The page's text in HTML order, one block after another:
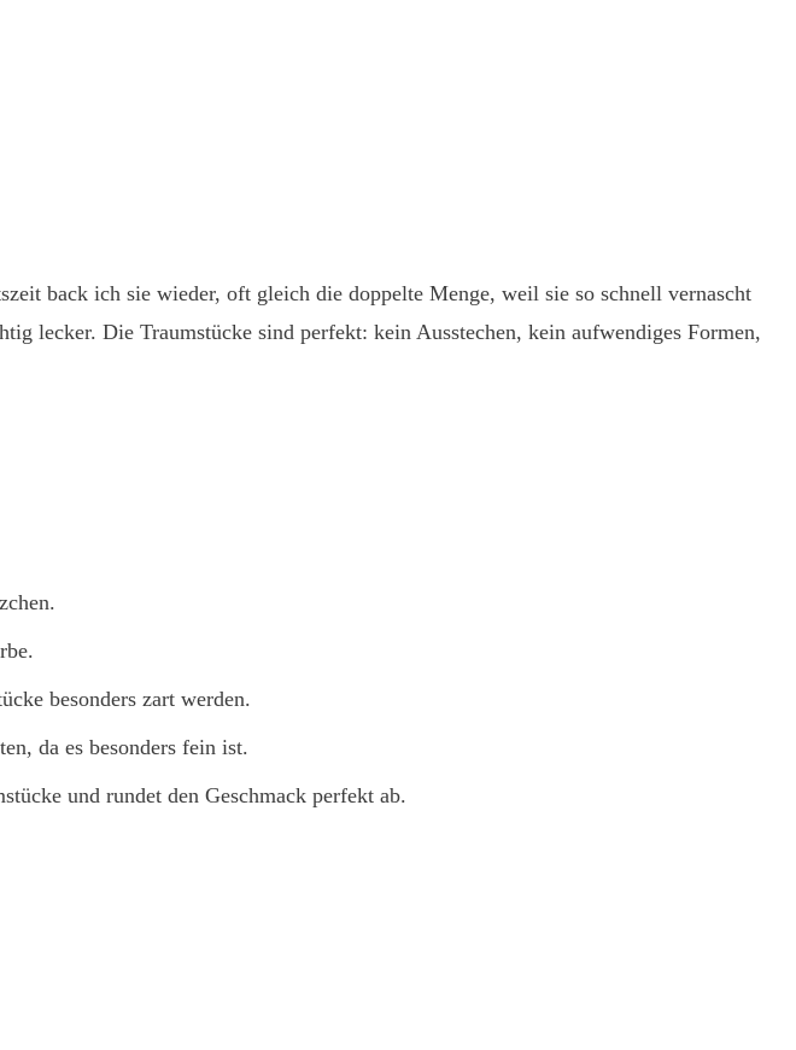
back ich sie wieder, oft gleich die doppelte Menge, weil sie so schnell vernascht
lecker. Die Traumstücke sind perfekt: kein Ausstechen, kein aufwendiges Formen,
besonders zart werden.
da es besonders fein ist.
und rundet den Geschmack perfekt ab.